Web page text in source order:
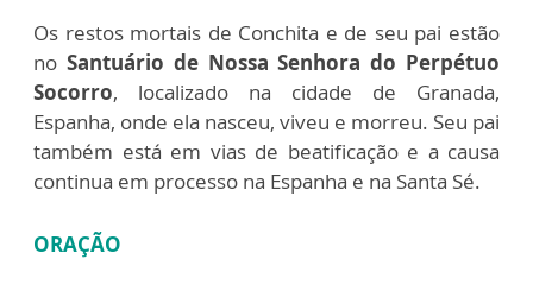
Os restos mortais de Conchita e de seu pai estão
no Santuário de Nossa Senhora do Perpétuo
Socorro, localizado na cidade de Granada,
Espanha, onde ela nasceu, viveu e morreu. Seu pai
também está em vias de beatificação e a causa
continua em processo na Espanha e na Santa Sé.
ORAÇÃO